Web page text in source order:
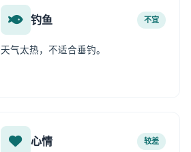
钓鱼 不宜
天气太热，不适合垂钓。
心情 较差